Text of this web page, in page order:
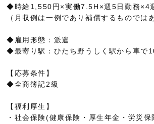
◆時給1,550円×実働7.5H×週5日勤務
（月収例は一例であり補償するものでは
◆雇用形態：派遣
◆最寄り駅：ひたち野うしく駅から車で
【応募条件】
◆全商簿記2級
【福利厚生】
・社会保険(健康保険・厚生年金・労災保